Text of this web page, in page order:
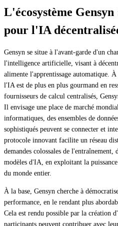
L'écosystème
pour l'IA
Gensyn se situe à l'avant-garde d'un
l'intelligence artificielle, visant à
alimente l'apprentissage automatique.
l'IA est de plus en plus gourmand en
fournisseurs de calcul centralisés,
Il envisage une place de marché
informatiques, des ensembles de
sophistiqués peuvent se connecter et
protocole innovant facilite un réseau
demandes colossales de
modèles d'IA, en exploitant la
du monde entier.
À la base, Gensyn cherche à
performance, en le rendant plus
Cela est rendu possible par la création
participants peuvent contribuer avec